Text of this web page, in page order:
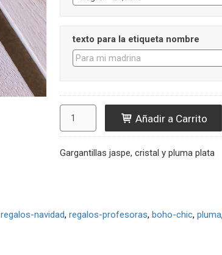
texto para la etiqueta nombre
Añadir a Carrito
Gargantillas jaspe, cristal y pluma plata
regalos-navidad regalos-profesoras boho-chic pluma